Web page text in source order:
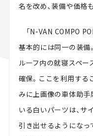
名を改め、装備や価格
「N-VAN COMPO
基本的には同一の装備
ルーフ内の就寝スペ
確保。ここを利用する
みに上画像の車体助
いる白いパーツは、サ
引き出せるようになっ